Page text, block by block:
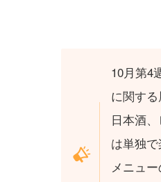
10月第4
に関す
日本酒
は単独
メニュ